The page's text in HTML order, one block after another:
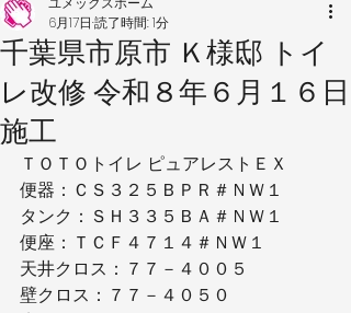
千葉県市原市 Ｋ様邸 トイ
レ改修 令和８年６月１６日
施工
6月17日 読了時間: 1分
ＴＯＴＯトイレ ピュアレストＥＸ
便器：ＣＳ３２５ＢＰＲ＃ＮＷ１
タンク：ＳＨ３３５ＢＡ＃ＮＷ１
便座：ＴＣＦ４７１４＃ＮＷ１
天井クロス：７７－４００５
壁クロス：７７－４０５０